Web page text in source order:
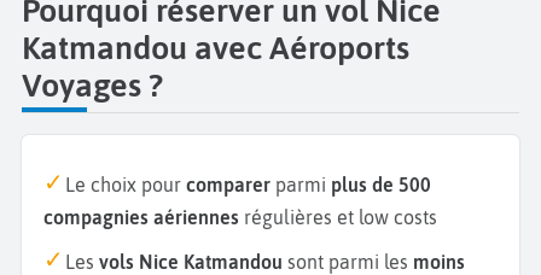
Pourquoi réserver un vol Nice
Katmandou avec Aéroports
Voyages ?
Le choix pour comparer parmi plus de 500
compagnies aériennes régulières et low costs
Les vols Nice Katmandou sont parmi les moins